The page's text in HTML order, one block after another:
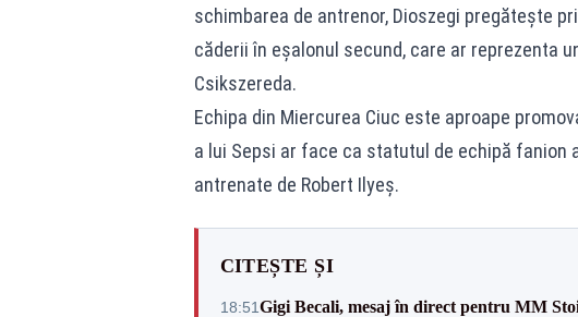
schimbarea de antrenor, Dioszegi pregătește
căderii în eșalonul secund, care ar reprezenta
Csikszereda.
Echipa din Miercurea Ciuc este aproape
a lui Sepsi ar face ca statutul de echipă
antrenate de Robert Ilyeș.
CITEȘTE ȘI
18:51Gigi Becali, mesaj în direct pentru MM